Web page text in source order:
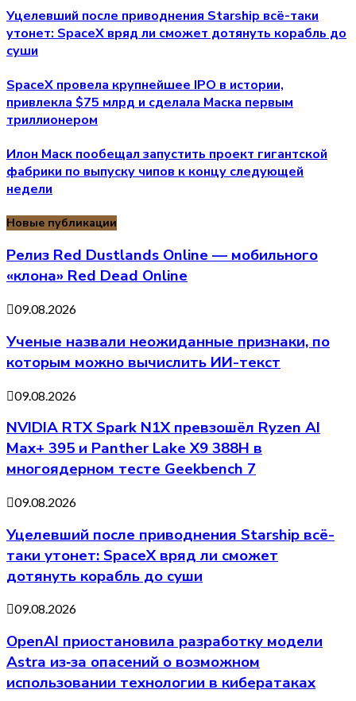
Уцелевший после приводнения Starship всё-таки
утонет: SpaceX вряд ли сможет дотянуть корабль до
суши
SpaceX провела крупнейшее IPO в истории,
привлекла $75 млрд и сделала Маска первым
триллионером
Илон Маск пообещал запустить проект гигантской
фабрики по выпуску чипов к концу следующей
недели
Новые публикации
Релиз Red Dustlands Online — мобильного
«клона» Red Dead Online
09.08.2026
Ученые назвали неожиданные признаки, по
которым можно вычислить ИИ-текст
09.08.2026
NVIDIA RTX Spark N1X превзошёл Ryzen AI
Max+ 395 и Panther Lake X9 388H в
многоядерном тесте Geekbench 7
09.08.2026
Уцелевший после приводнения Starship всё-
таки утонет: SpaceX вряд ли сможет
дотянуть корабль до суши
09.08.2026
OpenAI приостановила разработку модели
Astra из‑за опасений о возможном
использовании технологии в кибератаках